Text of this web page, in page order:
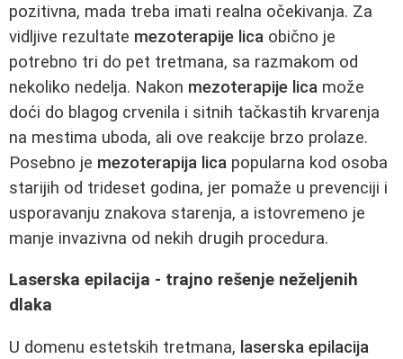
pozitivna, mada treba imati realna očekivanja. Za
vidljive rezultate mezoterapije lica obično je
potrebno tri do pet tretmana, sa razmakom od
nekoliko nedelja. Nakon mezoterapije lica može
doći do blagog crvenila i sitnih tačkastih krvarenja
na mestima uboda, ali ove reakcije brzo prolaze.
Posebno je mezoterapija lica popularna kod osoba
starijih od trideset godina, jer pomaže u prevenciji i
usporavanju znakova starenja, a istovremeno je
manje invazivna od nekih drugih procedura.
Laserska epilacija - trajno rešenje neželjenih
dlaka
U domenu estetskih tretmana, laserska epilacija